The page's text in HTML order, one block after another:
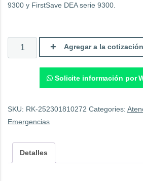
9300 y FirstSave DEA serie 9300.
Electrodos
pediátricos
DEA
Agregar a la cotización
Solicite información por
SKU: RK-252301810272 Categories:
Emergencias
Detalles